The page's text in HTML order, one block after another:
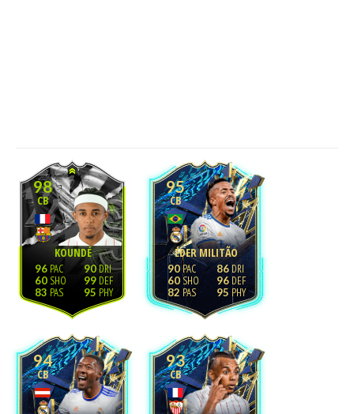
98
CB
KOUNDÉ
96
60
83
90
99
95
95
CB
ÉDER MILITÃO
90
60
82
86
96
95
94
CB
93
CB